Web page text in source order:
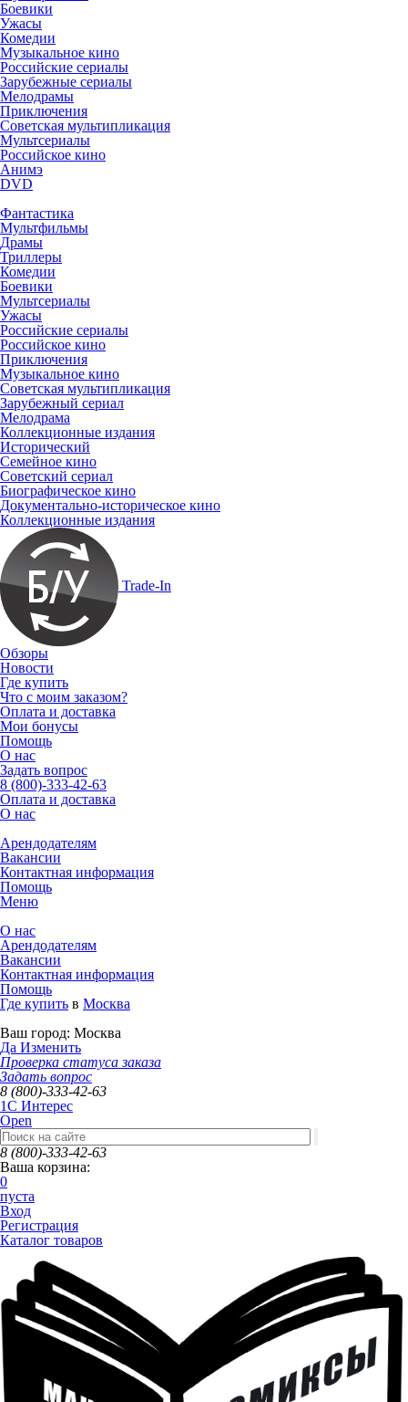
Боевики
Ужасы
Комедии
Музыкальное кино
Российские сериалы
Зарубежные сериалы
Мелодрамы
Приключения
Советская мультипликация
Мультсериалы
Российское кино
Анимэ
DVD
Фантастика
Мультфильмы
Драмы
Триллеры
Комедии
Боевики
Мультсериалы
Ужасы
Российские сериалы
Российское кино
Приключения
Музыкальное кино
Советская мультипликация
Зарубежный сериал
Мелодрама
Коллекционные издания
Исторический
Семейное кино
Советский сериал
Биографическое кино
Документально-историческое кино
Коллекционные издания
Trade-In
Обзоры
Новости
Где купить
Что с моим заказом?
Оплата и доставка
Мои бонусы
Помощь
О нас
Задать вопрос
8 (800)-333-42-63
Оплата и доставка
О нас
Арендодателям
Вакансии
Контактная информация
Помощь
Меню
О нас
Арендодателям
Вакансии
Контактная информация
Помощь
Где купить в Москва
Ваш город: Москва
Да Изменить
Проверка статуса заказа
Задать вопрос
8 (800)-333-42-63
1C Интерес
Open
8 (800)-333-42-63
Ваша корзина:
0
пуста
Вход
Регистрация
Каталог товаров